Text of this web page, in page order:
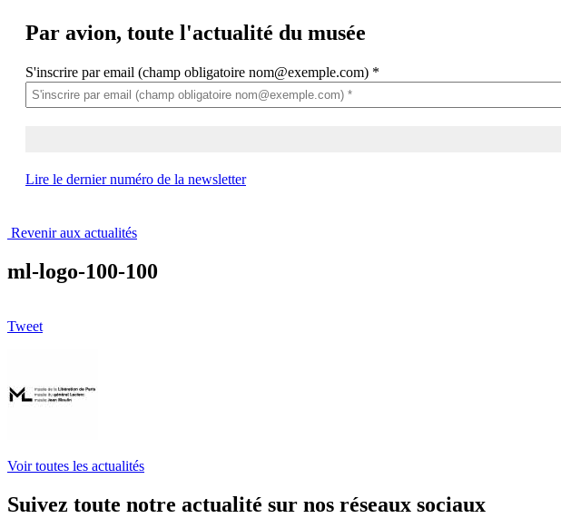
Par avion, toute l'actualité du musée
S'inscrire par email (champ obligatoire nom@exemple.com) *
Lire le dernier numéro de la newsletter
Revenir aux actualités
ml-logo-100-100
Tweet
Voir toutes les actualités
Suivez toute notre actualité sur nos réseaux sociaux